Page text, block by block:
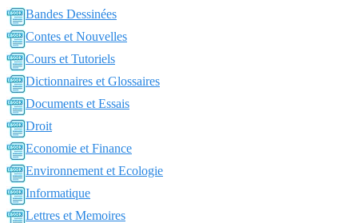
Bandes Dessinées
Contes et Nouvelles
Cours et Tutoriels
Dictionnaires et Glossaires
Documents et Essais
Droit
Economie et Finance
Environnement et Ecologie
Informatique
Lettres et Memoires